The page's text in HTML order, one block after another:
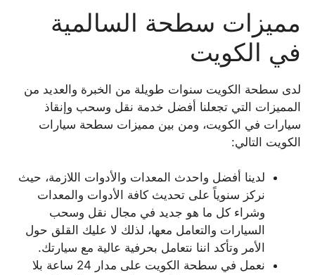
مميزات سطحة السالمية
في الكويت
لدى سطحة الكويت سنوات طويلة من الخبرة والعديد من
المميزات التي تجعلنا أفضل خدمة نقل وسحب وإنقاذ
سيارات في الكويت، ومن بين مميزات سطحة سيارات
الكويت التالي:
لدينا أفضل واحدث المعدات والأدوات اللازمة، حيث
نركز سنوياً على تحديث كافة الأدوات والمعدات
وشراء كل ما هو جديد في مجال نقل وسحب
السيارات والتعامل معها، لذلك لا عليك القلق حول
الأمر وتأكد اننا نتعامل بحرفية عالية مع سيارتك.
نعمل في سطحة الكويت على مدار 24 ساعة بلا